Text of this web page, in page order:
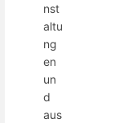
nst
altu
ng
en
un
d
aus